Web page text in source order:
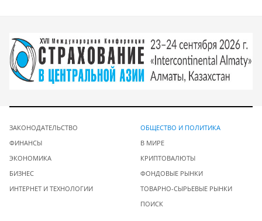
ЗАКОНОДАТЕЛЬСТВО
ФИНАНСЫ
ЭКОНОМИКА
БИЗНЕС
ИНТЕРНЕТ И ТЕХНОЛОГИИ
ОБЩЕСТВО И ПОЛИТИКА
В МИРЕ
КРИПТОВАЛЮТЫ
ФОНДОВЫЕ РЫНКИ
ТОВАРНО-СЫРЬЕВЫЕ РЫНКИ
ПОИСК